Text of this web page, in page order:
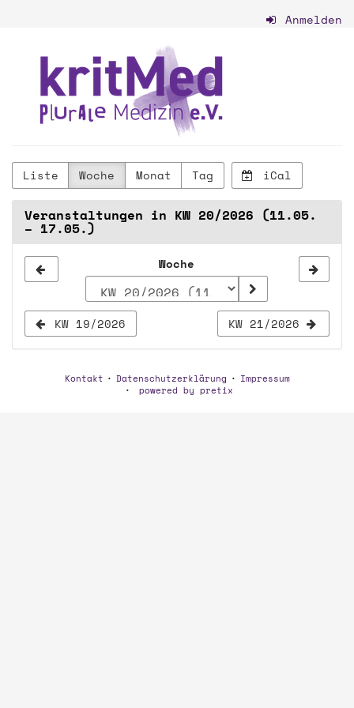
springen
Anmelden
kritMed
plurale
Medizin
e.V.
Liste Woche Monat Tag iCal
Veranstaltungen in KW 20/2026 (11.05.
– 17.05.)
zur
Anzeige
auswählen
Woche
KW 19/2026 KW 21/2026
Kontakt Datenschutzerklärung
Impressum
powered by pretix